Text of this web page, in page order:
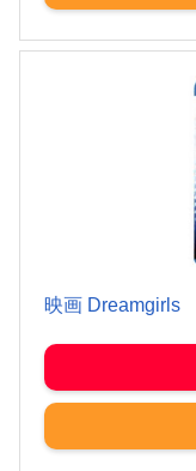
映画 Dreamgirls